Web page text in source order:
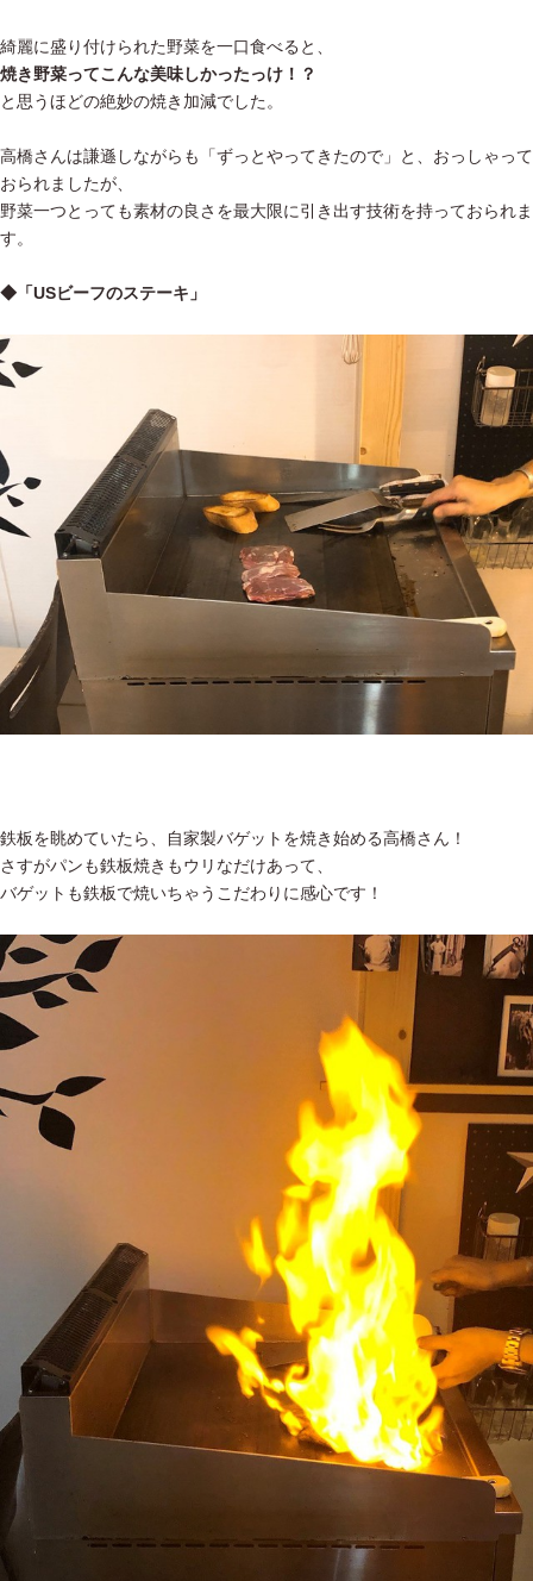
綺麗に盛り付けられた野菜を一口食べると、
焼き野菜ってこんな美味しかったっけ！？
と思うほどの絶妙の焼き加減でした。
高橋さんは謙遜しながらも「ずっとやってきたので」と、おっしゃって
おられましたが、
野菜一つとっても素材の良さを最大限に引き出す技術を持っておられま
す。
◆「USビーフのステーキ」
鉄板を眺めていたら、自家製バゲットを焼き始める高橋さん！
さすがパンも鉄板焼きもウリなだけあって、
バゲットも鉄板で焼いちゃうこだわりに感心です！